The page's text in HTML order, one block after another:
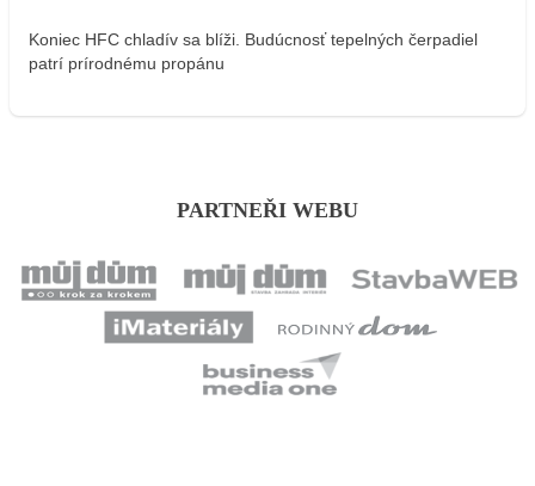
Koniec HFC chladív sa blíži. Budúcnosť tepelných čerpadiel
patrí prírodnému propánu
PARTNEŘI WEBU